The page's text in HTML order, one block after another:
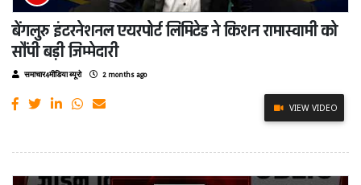
बेंगलुरु इंटरनेशनल एयरपोर्ट लिमिटेड ने किशन रामास्वामी को
सौंपी बड़ी जिम्मेदारी
समाचार4मीडिया ब्यूरो 2 months ago
VIEW VIDEO